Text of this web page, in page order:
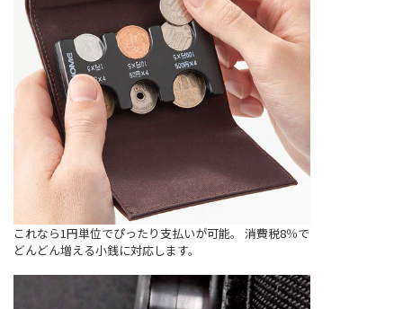
これなら1円単位でぴったり支払いが可能。 消費税8％で
どんどん増える小銭に対応します。